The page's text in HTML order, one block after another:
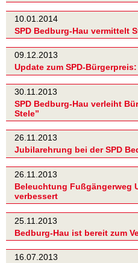
10.01.2014
SPD Bedburg-Hau vermittelt
09.12.2013
Update zum SPD-Bürgerpreis:
30.11.2013
SPD Bedburg-Hau verleiht
Stele”
26.11.2013
Jubilarehrung bei der SPD
26.11.2013
Beleuchtung Fußgängerweg
verbessert
25.11.2013
Bedburg-Hau ist bereit zum
16.07.2013